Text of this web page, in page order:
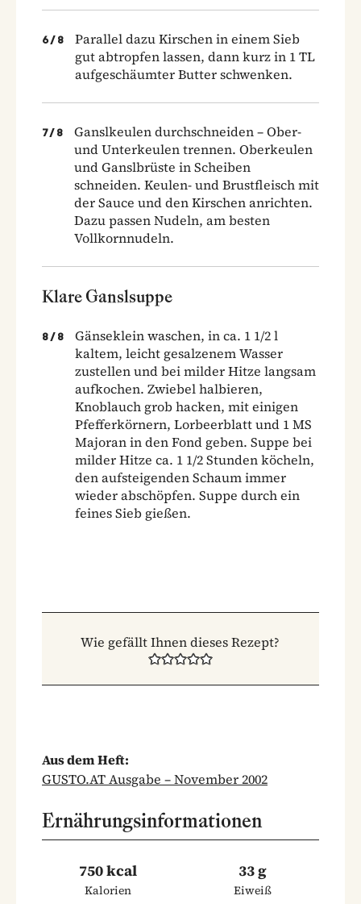
6/ 8
Parallel dazu Kirschen in einem Sieb
gut abtropfen lassen, dann kurz in 1 TL
aufgeschäumter Butter schwenken.
7/ 8
Ganslkeulen durchschneiden – Ober-
und Unterkeulen trennen. Oberkeulen
und Ganslbrüste in Scheiben
schneiden. Keulen- und Brustfleisch mit
der Sauce und den Kirschen anrichten.
Dazu passen Nudeln, am besten
Vollkornnudeln.
Klare Ganslsuppe
8 / 8
Gänseklein waschen, in ca. 1 1/2 l
kaltem, leicht gesalzenem Wasser
zustellen und bei milder Hitze langsam
aufkochen. Zwiebel halbieren,
Knoblauch grob hacken, mit einigen
Pfefferkörnern, Lorbeerblatt und 1 MS
Majoran in den Fond geben. Suppe bei
milder Hitze ca. 1 1/2 Stunden köcheln,
den aufsteigenden Schaum immer
wieder abschöpfen. Suppe durch ein
feines Sieb gießen.
Wie gefällt Ihnen dieses Rezept?
Aus dem Heft:
GUSTO.AT Ausgabe – November 2002
Ernährungsinformationen
750 kcal
Kalorien
33 g
Eiweiß